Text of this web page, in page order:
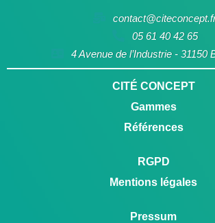
05 61 40 42 65
4 Avenue de l’Industrie - 31150
CITÉ CONCEPT
Gammes
Références
RGPD
Mentions légales
Pressum